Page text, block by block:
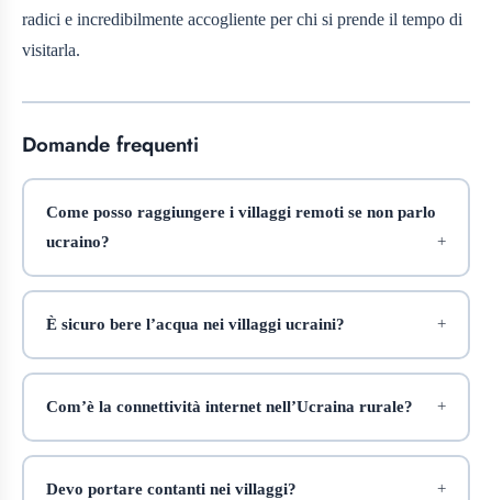
radici e incredibilmente accogliente per chi si prende il tempo di
visitarla.
Domande frequenti
Come posso raggiungere i villaggi remoti se non parlo
ucraino?
È sicuro bere l’acqua nei villaggi ucraini?
Com’è la connettività internet nell’Ucraina rurale?
Devo portare contanti nei villaggi?